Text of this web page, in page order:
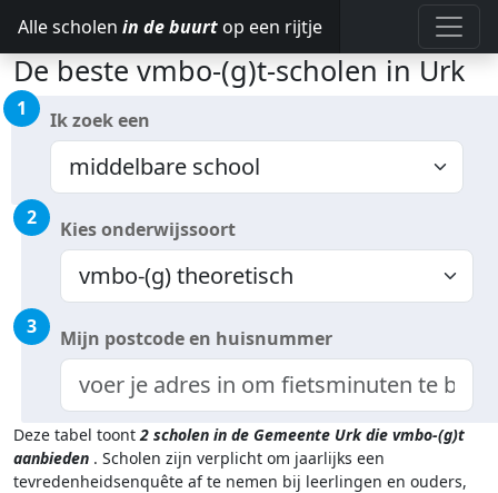
Alle scholen in de buurt op een rijtje
De beste vmbo-(g)t-scholen in Urk
1 Ik zoek een
2 Kies onderwijssoort
3 Mijn postcode en huisnummer
Deze tabel toont2 scholen in de Gemeente Urk die vmbo-(g)t
aanbieden . Scholen zijn verplicht om jaarlijks een
tevredenheidsenquête af te nemen bij leerlingen en ouders,